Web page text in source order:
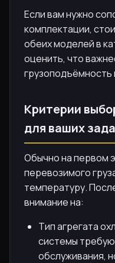
Если вам нужно
комплектации,
обеих моделей в
оценить, что
грузоподъёмность
Критерии
для ваших
Обычно на первом
перевозимого
температуру.
внимание на:
Тип агрегата
системы
обслуживания,